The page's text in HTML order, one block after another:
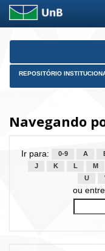
Skip
REPOSITÓRIO
Navegando
Ir para: 0-9 A
J
K L M
U
ou